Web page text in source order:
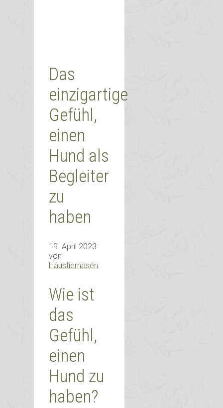
Das
einzigartige
Gefühl,
einen
Hund als
Begleiter
zu
haben
19. April 2023
von
Haustiernasen
Wie ist
das
Gefühl,
einen
Hund zu
haben?